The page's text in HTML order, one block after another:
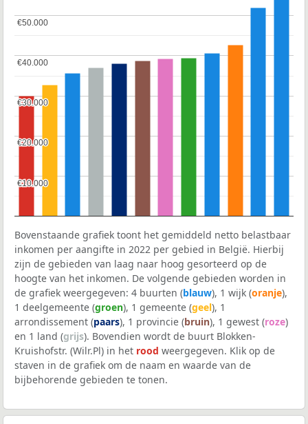
€10.000
€10.000
€20.000
€20.000
€30.000
€30.000
€40.000
€40.000
€50.000
€50.000
Bovenstaande grafiek toont het gemiddeld netto belastbaar
inkomen per aangifte in 2022 per gebied in België. Hierbij
zijn de gebieden van laag naar hoog gesorteerd op de
hoogte van het inkomen. De volgende gebieden worden in
de grafiek weergegeven: 4 buurten (blauw), 1 wijk (oranje),
1 deelgemeente (groen), 1 gemeente (geel), 1
arrondissement (paars), 1 provincie (bruin), 1 gewest (roze)
en 1 land (grijs). Bovendien wordt de buurt Blokken-
Kruishofstr. (Wilr.Pl) in het rood weergegeven. Klik op de
staven in de grafiek om de naam en waarde van de
bijbehorende gebieden te tonen.